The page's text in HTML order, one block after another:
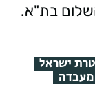
בת"א.
ישראל
מעבדה